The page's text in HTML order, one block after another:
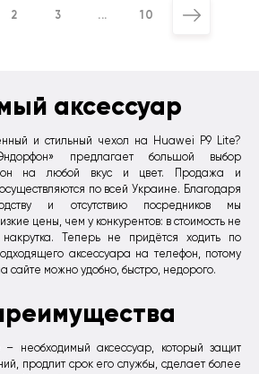
аксессуар
и стильный чехол на Huawei P9 Lite?
предлагает большой выбор
на любой вкус и цвет. Продажа и
по всей Украине. Благодаря
и отсутствию посредников мы
цены, чем у конкурентов: в стоимость не
накрутка. Теперь не придётся ходить по
аксессуара на телефон, потому
сайте можно удобно, быстро, недорого.
необходимый аксессуар, который защит
продлит срок его службы, сделает более
2 3 ... 10